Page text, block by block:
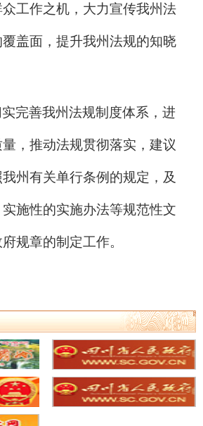
工作之机，大力宣传我州法
盖面，提升我州法规的知晓
完善我州法规制度体系，进
，推动法规贯彻落实，建议
州有关单行条例的规定，及
施性的实施办法等规范性文
规章的制定工作。